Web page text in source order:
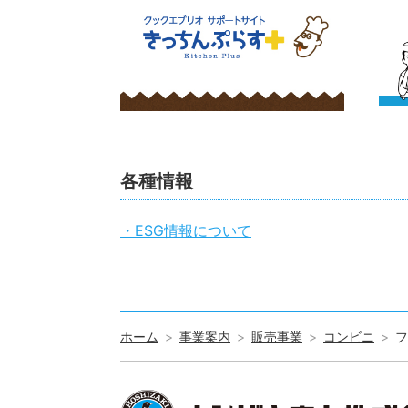
各種情報
・ESG情報について
ホーム 事業案内 販売事業 コンビニ